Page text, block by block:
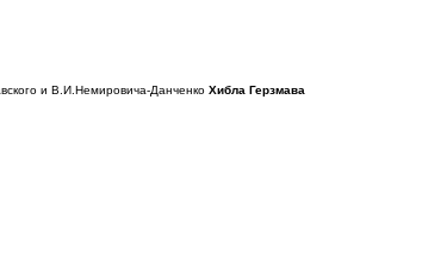
и В.И.Немировича-Данченко Хибла Герзмава